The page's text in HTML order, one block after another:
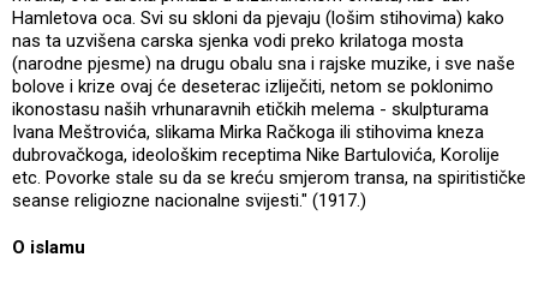
Hamletova oca. Svi su skloni da pjevaju (lošim stihovima) kako
nas ta uzvišena carska sjenka vodi preko krilatoga mosta
(narodne pjesme) na drugu obalu sna i rajske muzike, i sve naše
bolove i krize ovaj će deseterac izliječiti, netom se poklonimo
ikonostasu naših vrhunaravnih etičkih melema - skulpturama
Ivana Meštrovića, slikama Mirka Račkoga ili stihovima kneza
dubrovačkoga, ideološkim receptima Nike Bartulovića, Korolije
etc. Povorke stale su da se kreću smjerom transa, na spiritističke
seanse religiozne nacionalne svijesti." (1917.)
O islamu